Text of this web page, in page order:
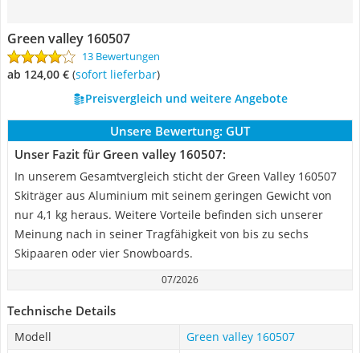
Green valley 160507
13 Bewertungen
ab 124,00 € ( Sofort lieferbar)
Preisvergleich und weitere Angebote
Unsere Bewertung: GUT
Unser Fazit für Green valley 160507:
In unserem Gesamtvergleich sticht der Green Valley 160507
Skiträger aus Aluminium mit seinem geringen Gewicht von
nur 4,1 kg heraus. Weitere Vorteile befinden sich unserer
Meinung nach in seiner Tragfähigkeit von bis zu sechs
Skipaaren oder vier Snowboards.
07/2026
Technische Details
Modell
Green valley 160507